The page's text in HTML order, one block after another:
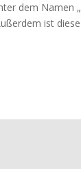
dem Namen
ist